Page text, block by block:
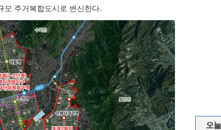
모 주거복합도시로 변신한다.
오